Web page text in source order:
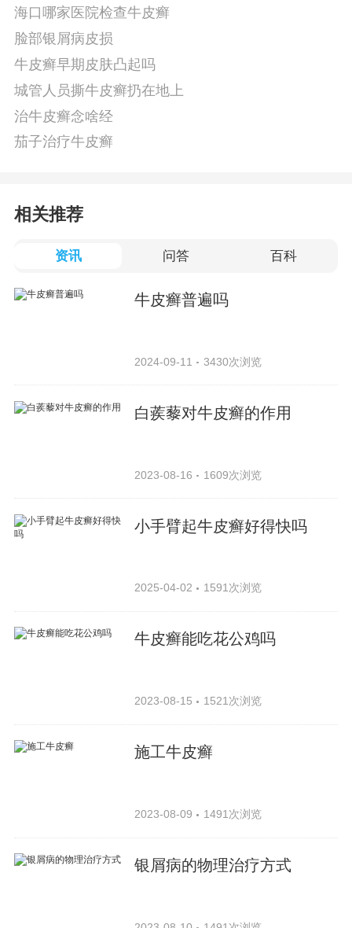
海口哪家医院检查牛皮癣
脸部银屑病皮损
牛皮癣早期皮肤凸起吗
城管人员撕牛皮癣扔在地上
治牛皮癣念啥经
茄子治疗牛皮癣
相关推荐
资讯 问答 百科
牛皮癣普遍吗
2024-09-11 3430次浏览
白蒺藜对牛皮癣的作用
2023-08-16 1609次浏览
小手臂起牛皮癣好得快吗
2025-04-02 1591次浏览
牛皮癣能吃花公鸡吗
2023-08-15 1521次浏览
施工牛皮癣
2023-08-09 1491次浏览
银屑病的物理治疗方式